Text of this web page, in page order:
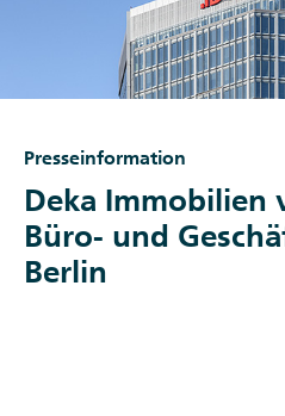
Presseinformation
Deka Immobilien
Büro- und
Berlin